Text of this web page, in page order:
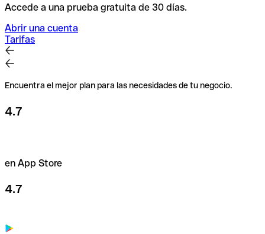
Accede a una prueba gratuita de 30 días.
Abrir una cuenta
Tarifas
Encuentra el mejor plan para las necesidades de tu negocio.
4.7
en App Store
4.7